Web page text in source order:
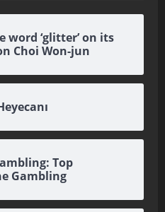
‘glitter’ on its
Choi Won-jun
Top
Gambling